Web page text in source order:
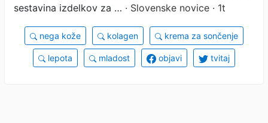
sestavina izdelkov za … · Slovenske novice · 1t
nega kože kolagen krema za sončenje
lepota mladost objavi tvitaj